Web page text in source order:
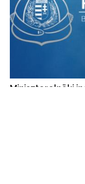
Miniszterelnöki